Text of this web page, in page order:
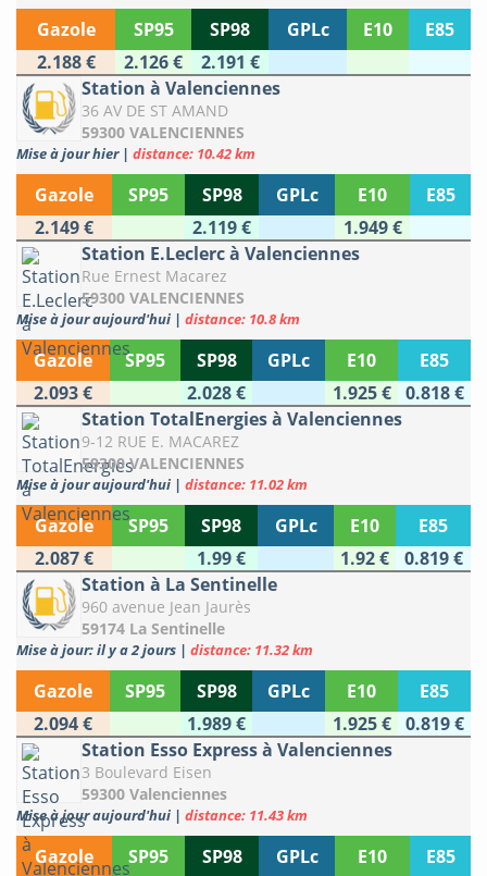
Gazole SP95 SP98 GPLc E10
E85
2.188 €
2.126 €
2.191 €
Station à Valenciennes
36 AV DE ST AMAND
59300 VALENCIENNES
Mise à jour hier | distance: 10.42 km
Gazole SP95 SP98 GPLc E10
E85
2.149 €
2.119 €
1.949 €
Station E.Leclerc à Valenciennes
Rue Ernest Macarez
59300 VALENCIENNES
Mise à jour aujourd'hui | distance: 10.8 km
Gazole SP95 SP98 GPLc E10
E85
2.093 €
2.028 € 1.925 €
0.818 €
Station TotalEnergies à Valenciennes
9-12 RUE E. MACAREZ
59300 VALENCIENNES
Mise à jour aujourd'hui | distance: 11.02 km
Gazole SP95 SP98 GPLc E10
E85
2.087 €
1.99 € 1.92 €
0.819 €
Station à La Sentinelle
960 avenue Jean Jaurès
59174 La Sentinelle
Mise à jour: il y a 2 jours | distance: 11.32 km
Gazole SP95 SP98 GPLc E10
E85
2.094 €
1.989 € 1.925 €
0.819 €
Station Esso Express à Valenciennes
3 Boulevard Eisen
59300 Valenciennes
Mise à jour aujourd'hui | distance: 11.43 km
Gazole SP95 SP98 GPLc E10
E85